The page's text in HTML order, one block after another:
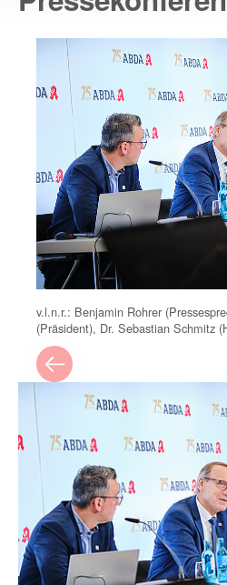
v.l.n.r.: Benjamin Rohrer
(Präsident), Dr. Sebastian Schmitz